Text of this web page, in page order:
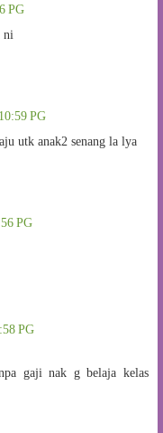
PG
ni
PG
utk anak2 senang la lya
PG
PG
gaji nak g belaja kelas